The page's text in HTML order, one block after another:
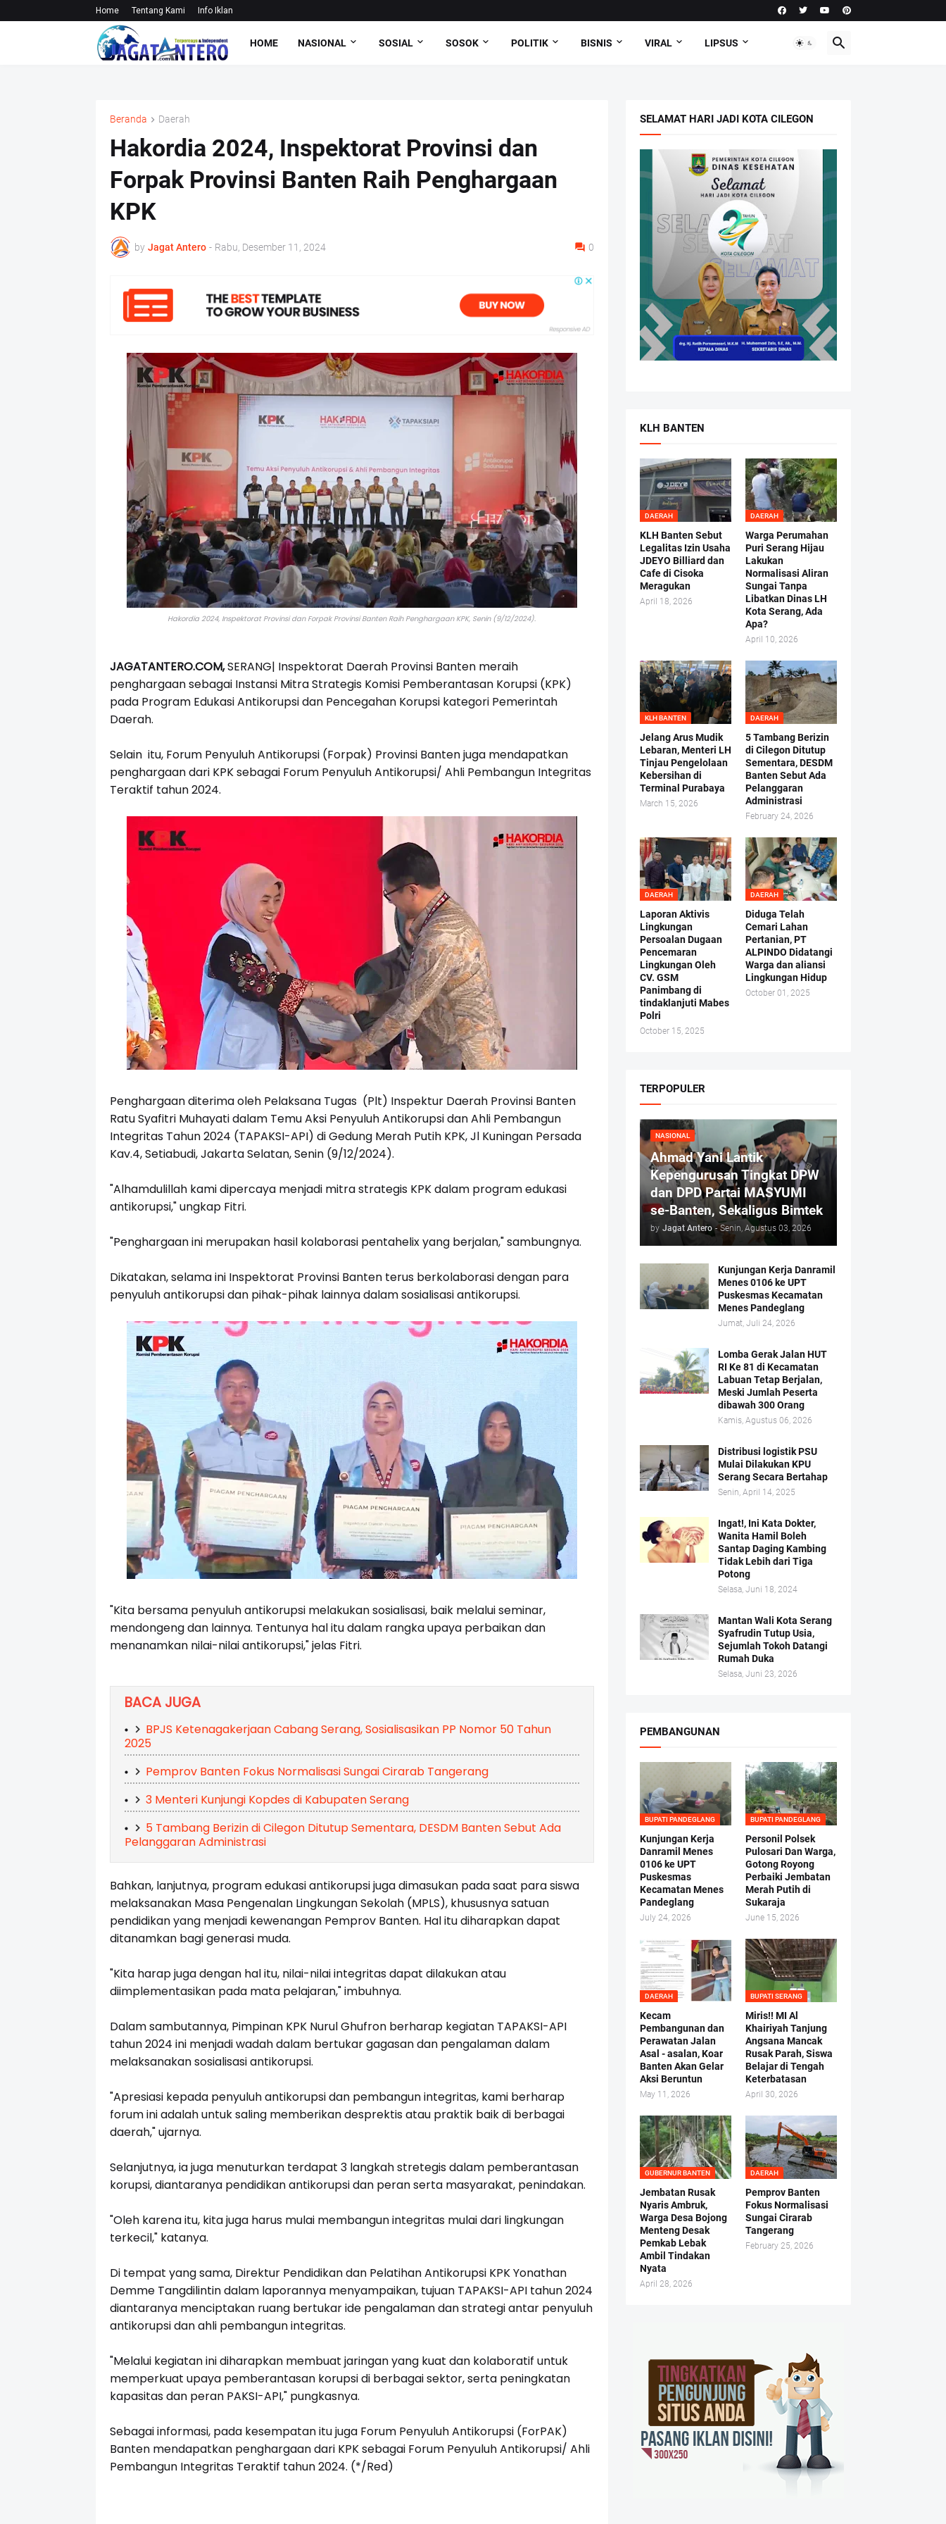
Home Tentang Kami Info Iklan
HOME NASIONAL SOSIAL SOSOK POLITIK BISNIS VIRAL LIPSUS
Beranda Daerah
Hakordia 2024, Inspektorat Provinsi dan
Forpak Provinsi Banten Raih Penghargaan
KPK
by Jagat Antero - Rabu, Desember 11, 2024 0
Hakordia 2024, Inspektorat Provinsi dan Forpak Provinsi Banten Raih Penghargaan KPK, Senin (9/12/2024).
JAGATANTERO.COM,SERANG| Inspektorat Daerah Provinsi Banten meraih
penghargaan sebagai Instansi Mitra Strategis Komisi Pemberantasan Korupsi (KPK)
pada Program Edukasi Antikorupsi dan Pencegahan Korupsi kategori Pemerintah
Daerah.
Selain itu, Forum Penyuluh Antikorupsi (Forpak) Provinsi Banten juga mendapatkan
penghargaan dari KPK sebagai Forum Penyuluh Antikorupsi/ Ahli Pembangun Integritas
Teraktif tahun 2024.
Penghargaan diterima oleh Pelaksana Tugas (Plt) Inspektur Daerah Provinsi Banten
Ratu Syafitri Muhayati dalam Temu Aksi Penyuluh Antikorupsi dan Ahli Pembangun
Integritas Tahun 2024 (TAPAKSI-API) di Gedung Merah Putih KPK, Jl Kuningan Persada
Kav.4, Setiabudi, Jakarta Selatan, Senin (9/12/2024).
"Alhamdulillah kami dipercaya menjadi mitra strategis KPK dalam program edukasi
antikorupsi," ungkap Fitri.
"Penghargaan ini merupakan hasil kolaborasi pentahelix yang berjalan," sambungnya.
Dikatakan, selama ini Inspektorat Provinsi Banten terus berkolaborasi dengan para
penyuluh antikorupsi dan pihak-pihak lainnya dalam sosialisasi antikorupsi.
"Kita bersama penyuluh antikorupsi melakukan sosialisasi, baik melalui seminar,
mendongeng dan lainnya. Tentunya hal itu dalam rangka upaya perbaikan dan
menanamkan nilai-nilai antikorupsi," jelas Fitri.
BACA JUGA
BPJS Ketenagakerjaan Cabang Serang, Sosialisasikan PP Nomor 50 Tahun
2025
Pemprov Banten Fokus Normalisasi Sungai Cirarab Tangerang
3 Menteri Kunjungi Kopdes di Kabupaten Serang
5 Tambang Berizin di Cilegon Ditutup Sementara, DESDM Banten Sebut Ada
Pelanggaran Administrasi
Bahkan, lanjutnya, program edukasi antikorupsi juga dimasukan pada saat para siswa
melaksanakan Masa Pengenalan Lingkungan Sekolah (MPLS), khususnya satuan
pendidikan yang menjadi kewenangan Pemprov Banten. Hal itu diharapkan dapat
ditanamkan bagi generasi muda.
"Kita harap juga dengan hal itu, nilai-nilai integritas dapat dilakukan atau
diimplementasikan pada mata pelajaran," imbuhnya.
Dalam sambutannya, Pimpinan KPK Nurul Ghufron berharap kegiatan TAPAKSI-API
tahun 2024 ini menjadi wadah dalam bertukar gagasan dan pengalaman dalam
melaksanakan sosialisasi antikorupsi.
"Apresiasi kepada penyuluh antikorupsi dan pembangun integritas, kami berharap
forum ini adalah untuk saling memberikan desprektis atau praktik baik di berbagai
daerah," ujarnya.
Selanjutnya, ia juga menuturkan terdapat 3 langkah stretegis dalam pemberantasan
korupsi, diantaranya pendidikan antikorupsi dan peran serta masyarakat, penindakan.
"Oleh karena itu, kita juga harus mulai membangun integritas mulai dari lingkungan
terkecil," katanya.
Di tempat yang sama, Direktur Pendidikan dan Pelatihan Antikorupsi KPK Yonathan
Demme Tangdilintin dalam laporannya menyampaikan, tujuan TAPAKSI-API tahun 2024
diantaranya menciptakan ruang bertukar ide pengalaman dan strategi antar penyuluh
antikorupsi dan ahli pembangun integritas.
"Melalui kegiatan ini diharapkan membuat jaringan yang kuat dan kolaboratif untuk
memperkuat upaya pemberantasan korupsi di berbagai sektor, serta peningkatan
kapasitas dan peran PAKSI-API," pungkasnya.
Sebagai informasi, pada kesempatan itu juga Forum Penyuluh Antikorupsi (ForPAK)
Banten mendapatkan penghargaan dari KPK sebagai Forum Penyuluh Antikorupsi/ Ahli
Pembangun Integritas Teraktif tahun 2024. (*/Red)
SELAMAT HARI JADI KOTA CILEGON
KLH BANTEN
DAERAH
KLH Banten Sebut
Legalitas Izin Usaha
JDEYO Billiard dan
Cafe di Cisoka
Meragukan
April 18, 2026
DAERAH
Warga Perumahan
Puri Serang Hijau
Lakukan
Normalisasi Aliran
Sungai Tanpa
Libatkan Dinas LH
Kota Serang, Ada
Apa?
April 10, 2026
KLH BANTEN
Jelang Arus Mudik
Lebaran, Menteri LH
Tinjau Pengelolaan
Kebersihan di
Terminal Purabaya
March 15, 2026
DAERAH
5 Tambang Berizin
di Cilegon Ditutup
Sementara, DESDM
Banten Sebut Ada
Pelanggaran
Administrasi
February 24, 2026
DAERAH
Laporan Aktivis
Lingkungan
Persoalan Dugaan
Pencemaran
Lingkungan Oleh
CV. GSM
Panimbang di
tindaklanjuti Mabes
Polri
October 15, 2025
DAERAH
Diduga Telah
Cemari Lahan
Pertanian, PT
ALPINDO Didatangi
Warga dan aliansi
Lingkungan Hidup
October 01, 2025
TERPOPULER
NASIONAL
Ahmad Yani Lantik
Kepengurusan Tingkat DPW
dan DPD Partai MASYUMI
se-Banten, Sekaligus Bimtek
by Jagat Antero - Senin, Agustus 03, 2026
Kunjungan Kerja Danramil
Menes 0106 ke UPT
Puskesmas Kecamatan
Menes Pandeglang
Jumat, Juli 24, 2026
Lomba Gerak Jalan HUT
RI Ke 81 di Kecamatan
Labuan Tetap Berjalan,
Meski Jumlah Peserta
dibawah 300 Orang
Kamis, Agustus 06, 2026
Distribusi logistik PSU
Mulai Dilakukan KPU
Serang Secara Bertahap
Senin, April 14, 2025
Ingat!, Ini Kata Dokter,
Wanita Hamil Boleh
Santap Daging Kambing
Tidak Lebih dari Tiga
Potong
Selasa, Juni 18, 2024
Mantan Wali Kota Serang
Syafrudin Tutup Usia,
Sejumlah Tokoh Datangi
Rumah Duka
Selasa, Juni 23, 2026
PEMBANGUNAN
BUPATI PANDEGLANG
Kunjungan Kerja
Danramil Menes
0106 ke UPT
Puskesmas
Kecamatan Menes
Pandeglang
July 24, 2026
BUPATI PANDEGLANG
Personil Polsek
Pulosari Dan Warga,
Gotong Royong
Perbaiki Jembatan
Merah Putih di
Sukaraja
June 15, 2026
DAERAH
Kecam
Pembangunan dan
Perawatan Jalan
Asal - asalan, Koar
Banten Akan Gelar
Aksi Beruntun
May 11, 2026
BUPATI SERANG
Miris!! MI Al
Khairiyah Tanjung
Angsana Mancak
Rusak Parah, Siswa
Belajar di Tengah
Keterbatasan
April 30, 2026
GUBERNUR BANTEN
Jembatan Rusak
Nyaris Ambruk,
Warga Desa Bojong
Menteng Desak
Pemkab Lebak
Ambil Tindakan
Nyata
April 28, 2026
DAERAH
Pemprov Banten
Fokus Normalisasi
Sungai Cirarab
Tangerang
February 25, 2026